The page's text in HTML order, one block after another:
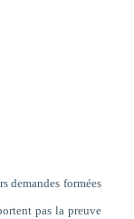
demandes formées
pas la preuve